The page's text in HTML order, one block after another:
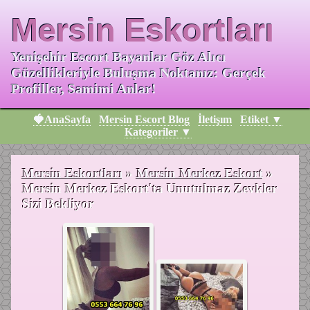
Mersin Eskortları
Yenişehir Escort Bayanlar Göz Alıcı
Güzellikleriyle Buluşma Noktanız: Gerçek
Profiller, Samimi Anlar!
🍓AnaSayfa Mersin Escort Blog İletişım
Etiket ▼
Kategoriler ▼
Mersin Eskortları »Mersin Merkez Eskort »
Mersin Merkez Eskort'ta Unutulmaz Zevkler
Sizi Bekliyor